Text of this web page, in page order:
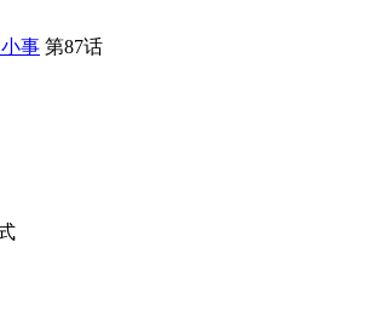
事 第87话